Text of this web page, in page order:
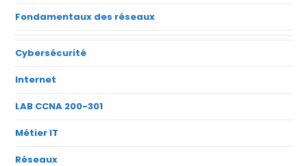
Fondamentaux des réseaux
Cybersécurité
Internet
LAB CCNA 200-301
Métier IT
Réseaux